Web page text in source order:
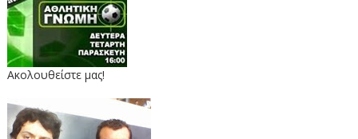
Ακολουθείστε μας!